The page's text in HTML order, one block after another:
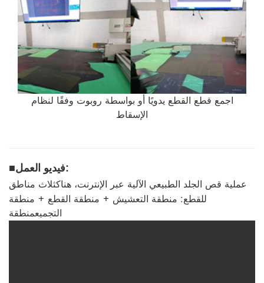
اجمع قطع القطع يدويًا أو بواسطة روبوت وفقًا لنظام
الإسقاط
■ فيديو العمل:
عملية قص الجلد الطبيعي الآلية عبر الإنترنت، هناكثلاث مناطق
للقطع: منطقة التعشيش + منطقة القطع + منطقة
التجميعمنطقة